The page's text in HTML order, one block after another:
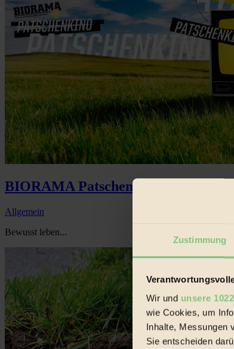
Zustimmung
Wir und unsere
wie Cookies, um
Inhalte, Messungen
Sie entscheiden
BIORAMA Patschenkino: 28.09. –
Allgemein
Bewusst leben...